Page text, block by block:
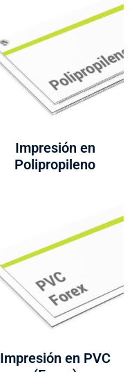
Impresión en
Polipropileno
Impresión en PVC